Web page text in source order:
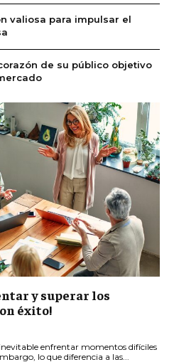
valiosa para impulsar el
de su público objetivo
y superar los
éxito!
enfrentar momentos difíciles
lo que diferencia a las...